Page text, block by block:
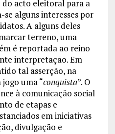
acto eleitoral para a
alguns interesses por
A alguns deles
terreno, uma
é reportada ao reino
interpretação. Em
tal asserção, na
uma “conquista”. O
à comunicação social
de etapas e
em iniciativas
divulgação e